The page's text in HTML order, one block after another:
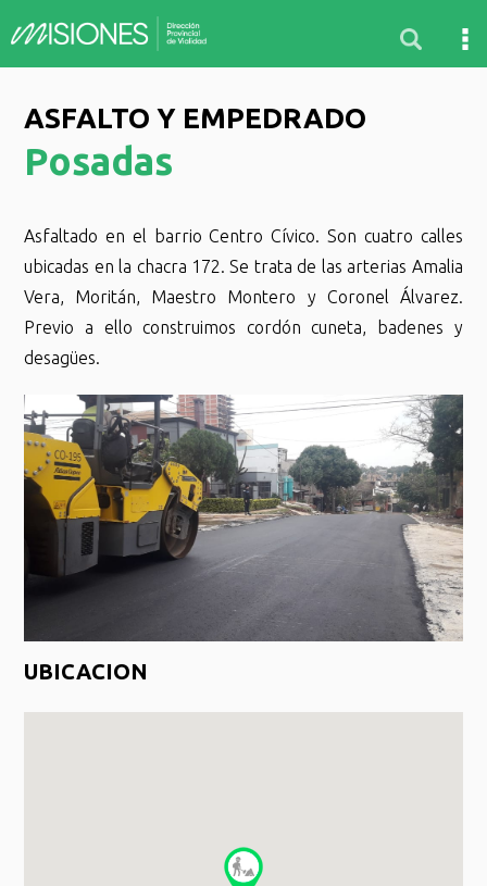
ASFALTO Y EMPEDRADO
Posadas
Asfaltado en el barrio Centro Cívico. Son cuatro calles
ubicadas en la chacra 172. Se trata de las arterias Amalia
Vera, Moritán, Maestro Montero y Coronel Álvarez.
Previo a ello construimos cordón cuneta, badenes y
desagües.
UBICACION